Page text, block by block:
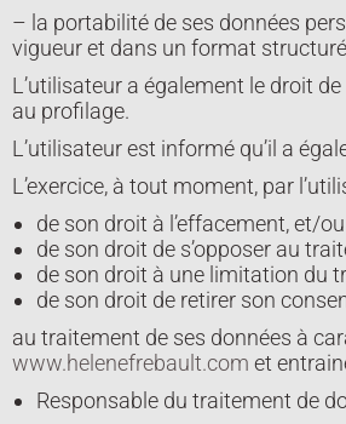
– la portabilité de ses données
vigueur et dans un format
L’utilisateur a également le droit
au profilage.
L’utilisateur est informé qu’il a
L’exercice, à tout moment, par
de son droit à l’effacement, et/ou
de son droit de s’opposer au
de son droit à une limitation du
de son droit de retirer son
au traitement de ses données à
www.helenefrebault.com et
Responsable du traitement de